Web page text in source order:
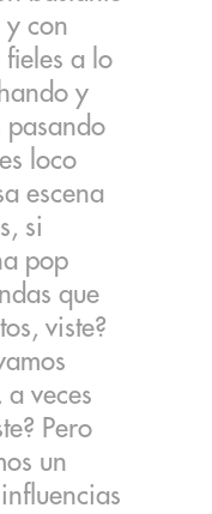
y con
a lo
y
pasando
loco
escena
si
pop
que
viste?
veces
Pero
un